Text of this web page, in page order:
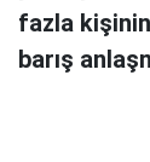
fazla
barış